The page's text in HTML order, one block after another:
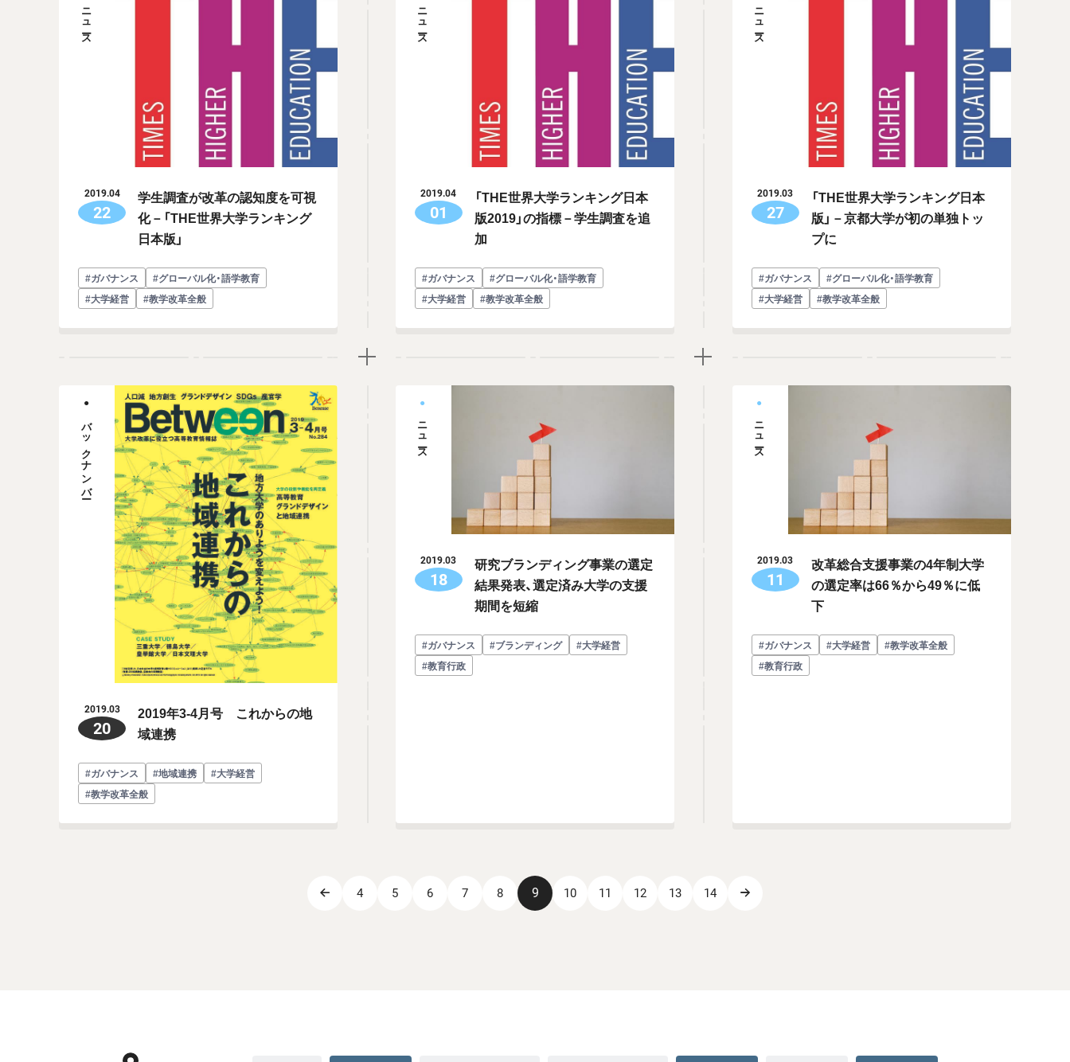
ニュース
2019.04
22
学生調査が改革の認知度を可視
化－「THE世界大学ランキング
日本版」
#ガバナンス
#グローバル化・語学教育
#大学経営
#教学改革全般
ニュース
2019.04
01
「THE世界大学ランキング日本
版2019」の指標－学生調査を追
加
#ガバナンス
#グローバル化・語学教育
#大学経営
#教学改革全般
ニュース
2019.03
27
「THE世界大学ランキング日本
版」－京都大学が初の単独トッ
プに
#ガバナンス
#グローバル化・語学教育
#大学経営
#教学改革全般
バックナンバー
2019.03
20
2019年3-4月号 これからの地
域連携
#ガバナンス #地域連携
#大学経営
#教学改革全般
ニュース
2019.03
18
研究ブランディング事業の選定
結果発表、選定済み大学の支援
期間を短縮
#ガバナンス #ブランディング
#大学経営
#教育行政
ニュース
2019.03
11
改革総合支援事業の4年制大学
の選定率は66％から49％に低
下
#ガバナンス #大学経営
#教学改革全般
#教育行政
4 5 6 7 8 9 10 11 12 13 14